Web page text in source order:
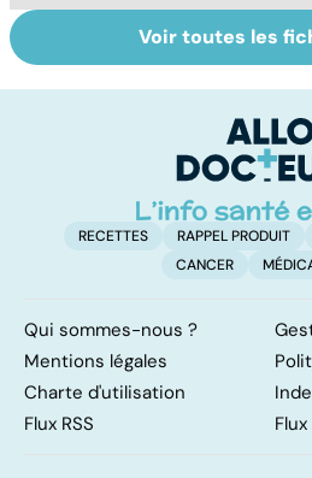
VIH : la maladie
dont on ne guérit
Voir toutes les
RECETTES RAPPEL PRODUIT
CANCER
Qui sommes-nous ?
Mentions légales
Charte d'utilisation
Flux RSS